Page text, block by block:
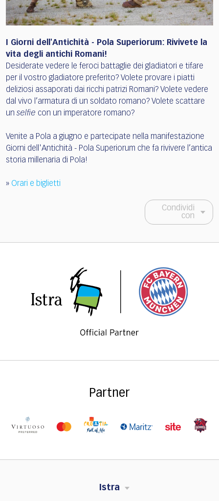
I Giorni dell'Antichità - Pola Superiorum: Rivivete la
vita degli antichi Romani!
Desiderate vedere le feroci battaglie dei gladiatori e tifare
per il vostro gladiatore preferito? Volete provare i piatti
deliziosi assaporati dai ricchi patrizi Romani? Volete vedere
dal vivo l’armatura di un soldato romano? Volete scattare
unselfie con un imperatore romano?
Venite a Pola a giugno e partecipate nella manifestazione
Giorni dell'Antichità - Pola Superiorum che fa rivivere l’antica
storia millenaria di Pola!
» Orari e biglietti
Condividi
con
Partner
Istra